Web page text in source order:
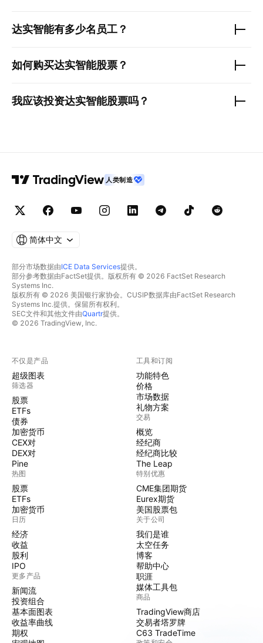
达实智能有多少名员工？
如何购买达实智能股票？
我应该投资达实智能股票吗？
人类制造
简体中文
部分市场数据由ICE Data Services提供。
部分参考数据由FactSet提供。版权所有 © 2026 FactSet Research
Systems Inc.
版权所有 © 2026 美国银行家协会。CUSIP数据库由FactSet Research
Systems Inc.提供。保留所有权利。
SEC文件和其他文件由Quartr提供。
© 2026 TradingView, Inc.
不仅是产品
超级图表
筛选器
股票
ETFs
债券
加密货币
CEX对
DEX对
Pine
热图
股票
ETFs
加密货币
日历
经济
收益
股利
IPO
更多产品
新闻流
投资组合
基本面图表
收益率曲线
期权
工具和订阅
功能特色
价格
市场数据
礼物方案
交易
概览
经纪商
经纪商比较
The Leap
特别优惠
CME集团期货
Eurex期货
美国股票包
关于公司
我们是谁
太空任务
博客
帮助中心
职涯
媒体工具包
商品
TradingView商店
交易者塔罗牌
C63 TradeTime